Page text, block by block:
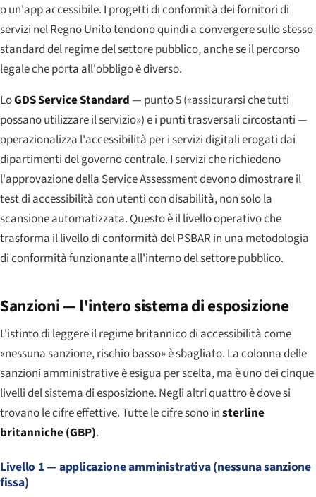
o un'app accessibile. I progetti di conformità dei fornitori di
servizi nel Regno Unito tendono quindi a convergere sullo stesso
standard del regime del settore pubblico, anche se il percorso
legale che porta all'obbligo è diverso.
LoGDS Service Standard— punto 5 («assicurarsi che tutti
possano utilizzare il servizio») e i punti trasversali circostanti —
operazionalizza l'accessibilità per i servizi digitali erogati dai
dipartimenti del governo centrale. I servizi che richiedono
l'approvazione della Service Assessment devono dimostrare il
test di accessibilità con utenti con disabilità, non solo la
scansione automatizzata. Questo è il livello operativo che
trasforma il livello di conformità del PSBAR in una metodologia
di conformità funzionante all'interno del settore pubblico.
Sanzioni — l'intero sistema di esposizione
L'istinto di leggere il regime britannico di accessibilità come
«nessuna sanzione, rischio basso» è sbagliato. La colonna delle
sanzioni amministrative è esigua per scelta, ma è uno dei cinque
livelli del sistema di esposizione. Negli altri quattro è dove si
trovano le cifre effettive. Tutte le cifre sono insterline
britanniche (GBP).
Livello 1 — applicazione amministrativa (nessuna sanzione
fissa)